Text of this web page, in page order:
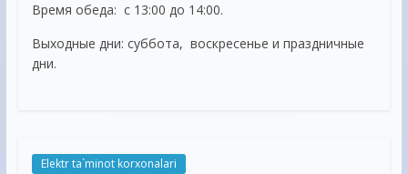
Время обеда: с 13:00 до 14:00.
Выходные дни: суббота, воскресенье и праздничные
дни.
Elektr ta`minot korxonalari